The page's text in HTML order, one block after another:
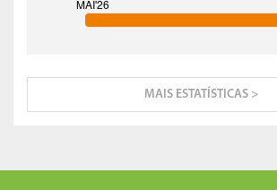
MAIS ESTATÍSTICAS >